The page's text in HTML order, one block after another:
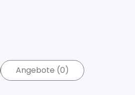
Angebote (0)